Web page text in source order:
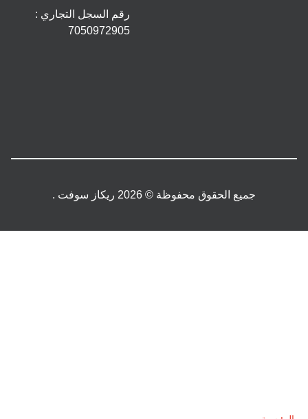
رقم السجل التجاري :
7050972905
جميع الحقوق محفوظة © 2026 ريكاز سوفت .